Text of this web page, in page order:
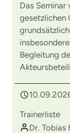
Das
gesetzlichen
Begleitung
Trainerliste
Dr. Tobias